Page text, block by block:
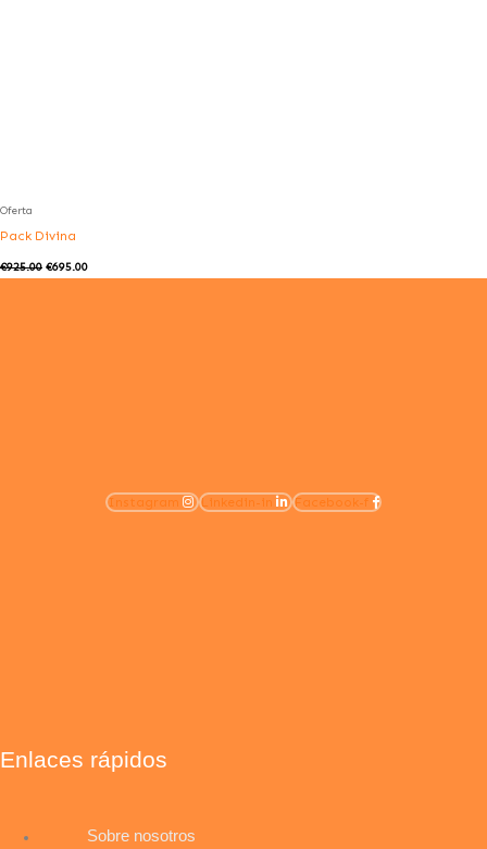
Oferta
Pack Divina
€925.00 €695.00
Instagram Linkedin-in Facebook-f
Enlaces rápidos
Sobre nosotros